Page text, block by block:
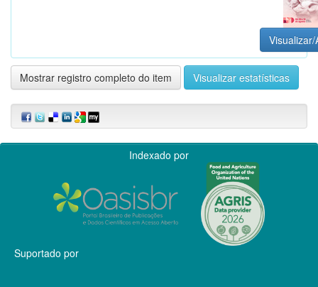
Visualizar/
Mostrar registro completo do item Visualizar estatísticas
Indexado por
Suportado por